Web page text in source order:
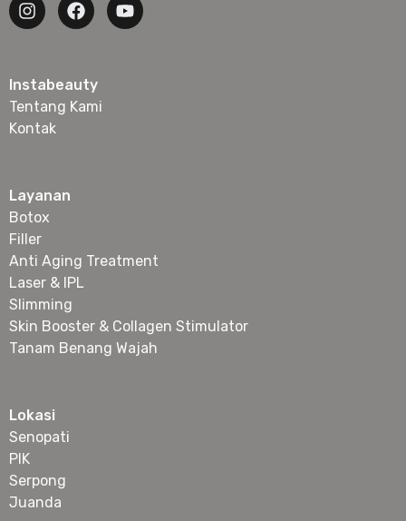
Instabeauty
Tentang Kami
Kontak
Layanan
Botox
Filler
Anti Aging Treatment
Laser & IPL
Slimming
Skin Booster & Collagen Stimulator
Tanam Benang Wajah
Lokasi
Senopati
PIK
Serpong
Juanda